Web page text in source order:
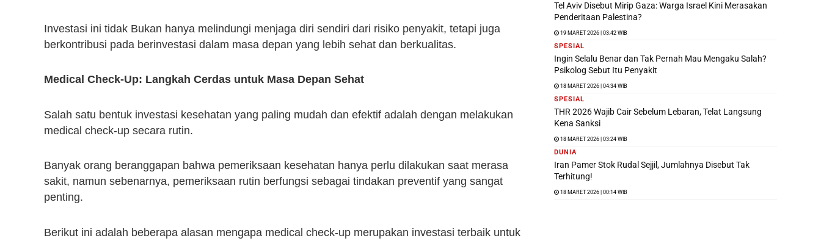
Investasi ini tidak Bukan hanya melindungi menjaga diri sendiri dari risiko penyakit, tetapi juga
berkontribusi pada berinvestasi dalam masa depan yang lebih sehat dan berkualitas.
Medical Check-Up: Langkah Cerdas untuk Masa Depan Sehat
Salah satu bentuk investasi kesehatan yang paling mudah dan efektif adalah dengan melakukan
medical check-up secara rutin.
Banyak orang beranggapan bahwa pemeriksaan kesehatan hanya perlu dilakukan saat merasa
sakit, namun sebenarnya, pemeriksaan rutin berfungsi sebagai tindakan preventif yang sangat
penting.
Berikut ini adalah beberapa alasan mengapa medical check-up merupakan investasi terbaik untuk
Tel Aviv Disebut Mirip Gaza: Warga Israel Kini Merasakan
Penderitaan Palestina?
19 MARET 2026 | 03:42 WIB
SPESIAL
Ingin Selalu Benar dan Tak Pernah Mau Mengaku Salah?
Psikolog Sebut Itu Penyakit
18 MARET 2026 | 04:34 WIB
SPESIAL
THR 2026 Wajib Cair Sebelum Lebaran, Telat Langsung
Kena Sanksi
18 MARET 2026 | 03:24 WIB
DUNIA
Iran Pamer Stok Rudal Sejjil, Jumlahnya Disebut Tak
Terhitung!
18 MARET 2026 | 00:14 WIB